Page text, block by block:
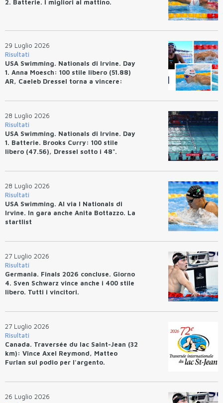
2. Batterie. I migliori al mattino.
29 Luglio 2026
Risultati
USA Swimming. Nationals di Irvine. Day
1. Anna Moesch: 100 stile libero (51.88)
AR, Caeleb Dressel torna a vincere:
28 Luglio 2026
Risultati
USA Swimming. Nationals di Irvine. Day
1. Batterie. Brooks Curry: 100 stile
libero (47.56), Dressel sotto i 48".
28 Luglio 2026
Risultati
USA Swimming. Al via I Nationals di
Irvine. In gara anche Anita Bottazzo. La
startlist
27 Luglio 2026
Risultati
Germania. Finals 2026 concluse. Giorno
4. Sven Schwarz vince anche i 400 stile
libero. Tutti i vincitori.
27 Luglio 2026
Risultati
Canada. Traversée du lac Saint-Jean (32
km): Vince Axel Reymond, Matteo
Furlan sul podio per l'argento.
26 Luglio 2026